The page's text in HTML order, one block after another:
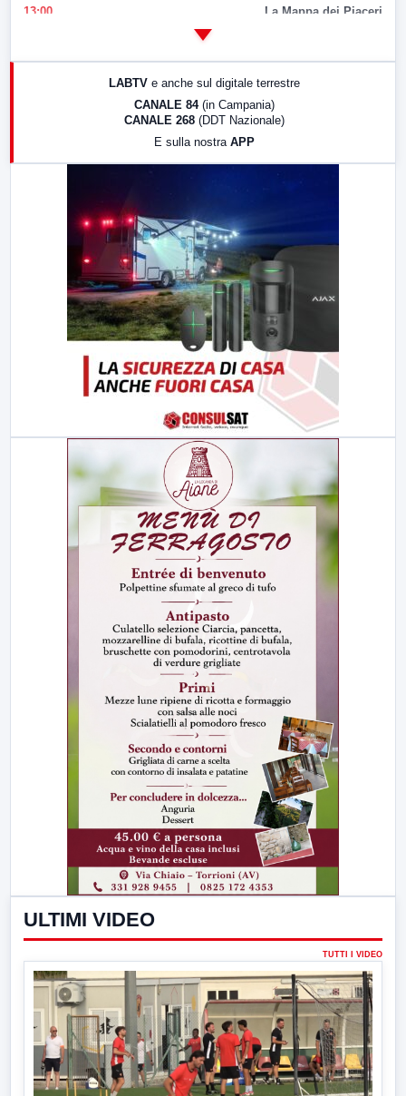
13:00 La Mappa dei Piaceri
LABTV e anche sul digitale terrestre
CANALE 84 (in Campania)
CANALE 268 (DDT Nazionale)
E sulla nostra APP
ULTIMI VIDEO
TUTTI I VIDEO